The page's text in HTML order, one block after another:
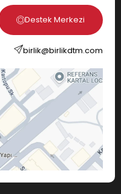
Destek Merkezi
birlik@birlikdtm.com